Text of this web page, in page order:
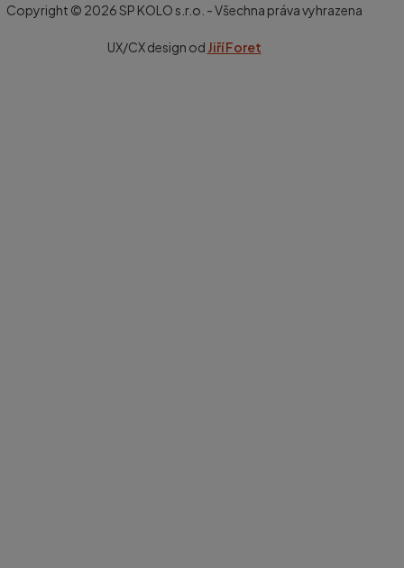
Copyright © 2026 SP KOLO s.r.o. - Všechna práva vyhrazena
UX/CX design od Jiří Foret